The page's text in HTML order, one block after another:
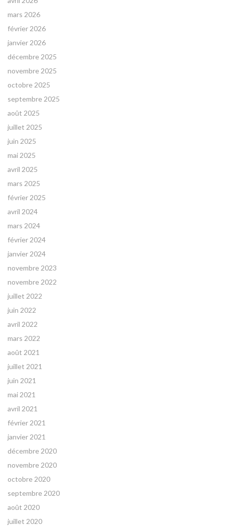
mars 2026
février 2026
janvier 2026
décembre 2025
novembre 2025
octobre 2025
septembre 2025
août 2025
juillet 2025
juin 2025
mai 2025
avril 2025
mars 2025
février 2025
avril 2024
mars 2024
février 2024
janvier 2024
novembre 2023
novembre 2022
juillet 2022
juin 2022
avril 2022
mars 2022
août 2021
juillet 2021
juin 2021
mai 2021
avril 2021
février 2021
janvier 2021
décembre 2020
novembre 2020
octobre 2020
septembre 2020
août 2020
juillet 2020